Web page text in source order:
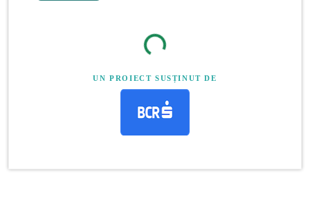
UN PROIECT SUSȚINUT DE